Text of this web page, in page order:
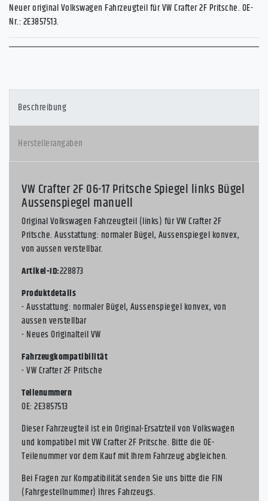
Neuer original Volkswagen Fahrzeugteil für VW Crafter 2F Pritsche. OE-
Nr.: 2E3857513.
Beschreibung
Herstellerangaben
VW Crafter 2F 06-17 Pritsche Spiegel links Bügel
Aussenspiegel manuell
Original Volkswagen Fahrzeugteil (links) für VW Crafter 2F
Pritsche. Ausstattung: normaler Bügel, Aussenspiegel konvex,
von aussen verstellbar.
Artikel-ID:228873
Produktdetails
- Ausstattung: normaler Bügel, Aussenspiegel konvex, von
aussen verstellbar
- Neues Originalteil VW
Fahrzeugkompatibilität
- VW Crafter 2F Pritsche
Teilenummern
OE: 2E3857513
Dieser Fahrzeugteil ist ein Original-Ersatzteil von Volkswagen
und kompatibel mit VW Crafter 2F Pritsche. Bitte die OE-
Teilenummer vor dem Kauf mit Ihrem Fahrzeug abgleichen.
Bei Fragen zur Kompatibilität senden Sie uns bitte die FIN
(Fahrgestellnummer) Ihres Fahrzeugs.